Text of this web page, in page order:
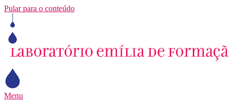
Pular para o conteúdo
Menu